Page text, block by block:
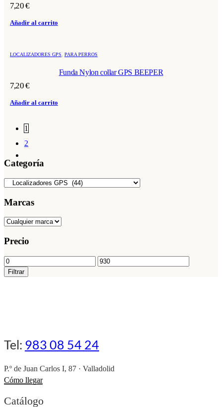
7,20€
Añadir al carrito
LOCALIZADORES GPS PARA PERROS
Funda Nylon collar GPS BEEPER
7,20€
Añadir al carrito
1
2
Categoría
Marcas
Precio
Precio
mínimo
Precio
máximo
Filtrar
Tel: 983 08 54 24
P.º de Juan Carlos I, 87 · Valladolid
Cómo llegar
Catálogo